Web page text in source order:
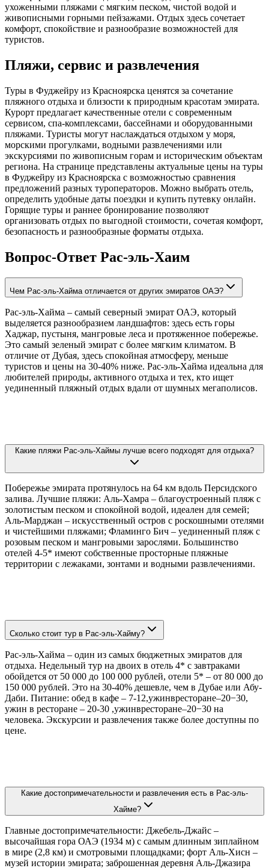
ухоженными пляжами с мягким песком, чистой водой и
живописными горными пейзажами. Отдых здесь сочетает
комфорт, спокойствие и разнообразие возможностей для
туристов.
Пляжи, сервис и развлечения
Туры в Фуджейру из Красноярска ценятся за сочетание
пляжного отдыха и близости к природным красотам эмирата.
Курорт предлагает качественные отели с современным
сервисом, спа-комплексами, бассейнами и оборудованными
пляжами. Туристы могут наслаждаться отдыхом у моря,
морскими прогулками, водными развлечениями или
экскурсиями по живописным горам и историческим объектам
региона. На странице представлены актуальные цены на туры
в Фуджейру из Красноярска с возможностью сравнения
предложений разных туроператоров. Можно выбрать отель,
определить удобные даты поездки и купить путевку онлайн.
Горящие туры и раннее бронирование позволяют
организовать отдых по выгодной стоимости, сочетая комфорт,
безопасность и разнообразные форматы отдыха.
Вопрос-Ответ Рас-эль-Хаим
Чем Рас-эль-Хайма отличается от других эмиратов ОАЭ?
Рас-эль-Хайма – самый северный эмират ОАЭ, который
выделяется разнообразием ландшафтов: здесь есть горы
Хаджар, пустыня, мангровые леса и протяженное побережье.
Это самый зеленый эмират с более мягким климатом. В
отличие от Дубая, здесь спокойная атмосферу, меньше
туристов и цены на 30-40% ниже. Рас-эль-Хайма идеальна для
любителей природы, активного отдыха и тех, кто ищет
уединенный пляжный отдых вдали от шумных мегаполисов.
Какие пляжи Рас-эль-Хаймы лучше всего подходят для отдыха?
Побережье эмирата протянулось на 64 км вдоль Персидского
залива. Лучшие пляжи: Аль-Хамра – благоустроенный пляж с
золотистым песком и спокойной водой, идеален для семей;
Аль-Марджан – искусственный остров с роскошными отелями
и чистейшими пляжами; Фламинго Бич – уединенный пляж с
розовым песком и мангровыми зарослями. Большинство
отелей 4-5* имеют собственные просторные пляжные
территории с лежаками, зонтами и водными развлечениями.
Сколько стоит тур в Рас-эль-Хайму?
Рас-эль-Хайма – один из самых бюджетных эмиратов для
отдыха. Недельный тур на двоих в отель 4* с завтраками
обойдется от 50 000 до 100 000 рублей, отели 5* – от 80 000 до
150 000 рублей. Это на 30-40% дешевле, чем в Дубае или Абу-
Даби. Питание: обед в кафе – 7-12,ужинвресторане–20−30,
ужин в ресторане – 20-30 ,ужинвресторане–20−30 на
человека. Экскурсии и развлечения также более доступны по
цене.
Какие достопримечательности и развлечения есть в Рас-эль-
Хайме?
Главные достопримечательности: Джебель-Джайс –
высочайшая гора ОАЭ (1934 м) с самым длинным зиплайном
в мире (2,8 км) и смотровыми площадками; форт Аль-Хисн –
музей истории эмирата; заброшенная деревня Аль-Джазира